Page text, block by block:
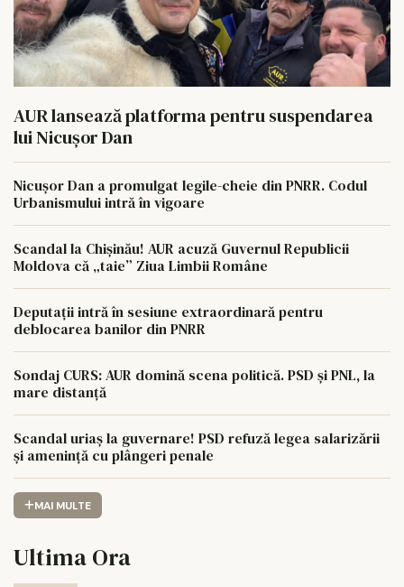
AUR lansează platforma pentru suspendarea
lui Nicușor Dan
Nicușor Dan a promulgat legile-cheie din PNRR. Codul
Urbanismului intră în vigoare
Scandal la Chișinău! AUR acuză Guvernul Republicii
Moldova că „taie” Ziua Limbii Române
Deputații intră în sesiune extraordinară pentru
deblocarea banilor din PNRR
Sondaj CURS: AUR domină scena politică. PSD și PNL, la
mare distanță
Scandal uriaș la guvernare! PSD refuză legea salarizării
și amenință cu plângeri penale
MAI MULTE
Ultima Ora